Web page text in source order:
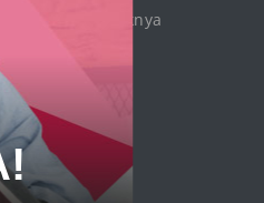
Berfikir Sebaiknya